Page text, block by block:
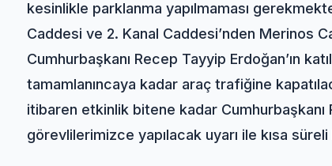
kesinlikle parklanma yapılmaması
Caddesi ve 2. Kanal Caddesi’nden Merinos
Cumhurbaşkanı Recep Tayyip Erdoğan’ın
tamamlanıncaya kadar araç trafiğine
itibaren etkinlik bitene kadar Cumhurbaşkanı
görevlilerimizce yapılacak uyarı ile kısa